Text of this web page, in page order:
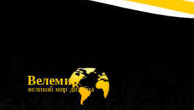
Велемир
великий мир дизайна